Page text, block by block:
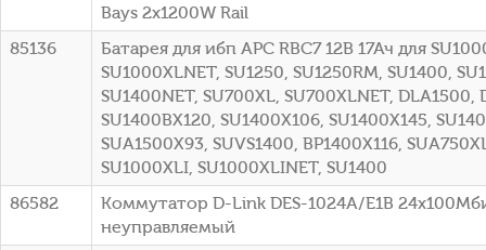
Bays 2x1200W Rail
85136
Батарея для ибп APC RBC7 12В 17Ач для
SU1000XLNET, SU1250, SU1250RM, SU1400,
SU1400NET, SU700XL, SU700XLNET, DLA1500,
SU1400BX120, SU1400X106, SU1400X145,
SUA1500X93, SUVS1400, BP1400X116,
SU1000XLI, SU1000XLINET, SU1400
86582
Коммутатор D-Link DES-1024A/E1B
неуправляемый